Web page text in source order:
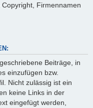
Firmennamen
Beiträge, in
einzufügen bzw.
Nicht zulässig ist ein
keine Links in der
eingefügt werden,